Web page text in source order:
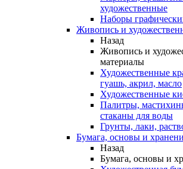
художественные
Наборы
Живопись и
Назад
Живопись и
материалы
Художественные
гуашь, акрил, масло
Художественные
Палитры,
стаканы для воды
Грунты, лаки,
Бумага, основы и
Назад
Бумага, основы и